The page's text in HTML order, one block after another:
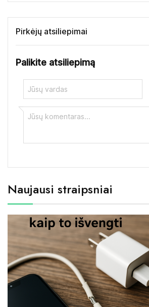
Pirkėjų atsiliepimai
Palikite atsiliepimą
Naujausi straipsniai